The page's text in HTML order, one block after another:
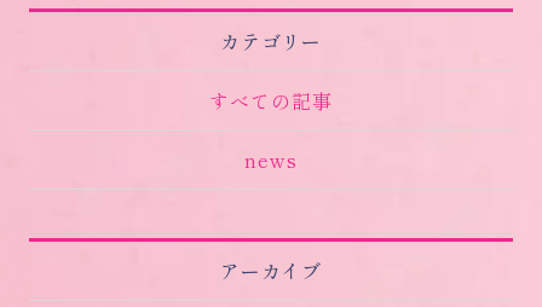
カテゴリー
すべての記事
news
アーカイブ